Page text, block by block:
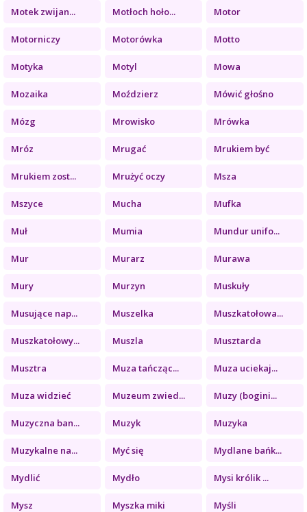
Motek zwijan... Motłoch hoło... Motor
Motorniczy Motorówka Motto
Motyka Motyl Mowa
Mozaika Moździerz Mówić głośno
Mózg Mrowisko Mrówka
Mróz Mrugać Mrukiem być
Mrukiem zost... Mrużyć oczy Msza
Mszyce Mucha Mufka
Muł Mumia Mundur unifo...
Mur Murarz Murawa
Mury Murzyn Muskuły
Musujące nap... Muszelka Muszkatołowa...
Muszkatołowy... Muszla Musztarda
Musztra Muza tańcząc... Muza uciekaj...
Muza widzieć Muzeum zwied... Muzy (bogini...
Muzyczna ban... Muzyk Muzyka
Muzykalne na... Myć się Mydlane bańk...
Mydlić Mydło Mysi królik ...
Mysz Myszka miki Myśli